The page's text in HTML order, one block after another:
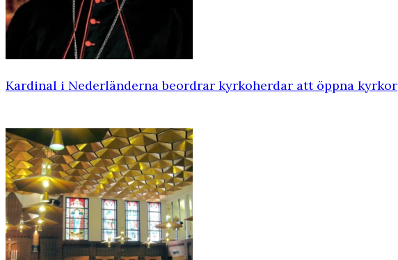
Kardinal i Nederländerna beordrar kyrkoherdar att öppna kyrkor